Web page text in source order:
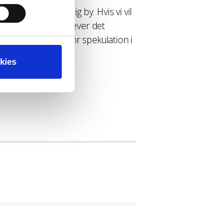
så du som
Cookien
og tilgængelig by. Hvis vi vil
kan bo, kræver det
og stop for spekulation i